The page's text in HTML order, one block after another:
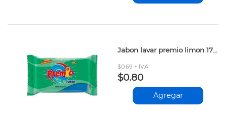
Jabon lavar premio limon 170gr
$0.69 + IVA
$0.80
Agregar